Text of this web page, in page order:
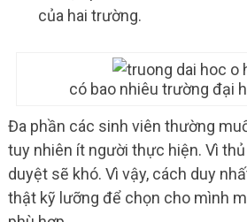
của hai trường.
có bao nhiêu trường đại
Đa phần các sinh viên thường
tuy nhiên ít người thực hiện. Vì
duyệt sẽ khó. Vì vậy, cách duy
thật kỹ lưỡng để chọn cho mình